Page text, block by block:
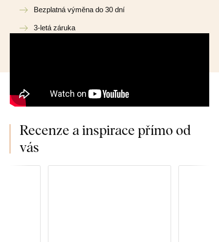
Bezplatná výměna do 30 dní
3-letá záruka
Recenze a inspirace přímo od
vás